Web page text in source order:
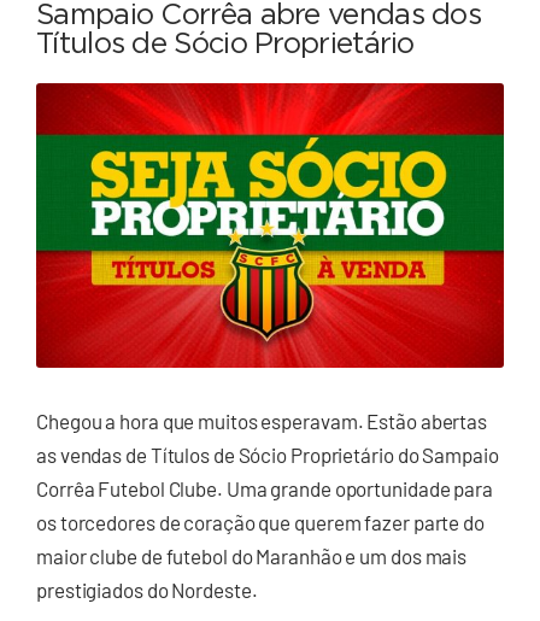
Sampaio Corrêa abre vendas dos
Títulos de Sócio Proprietário
Chegou a hora que muitos esperavam. Estão abertas
as vendas de Títulos de Sócio Proprietário do Sampaio
Corrêa Futebol Clube. Uma grande oportunidade para
os torcedores de coração que querem fazer parte do
maior clube de futebol do Maranhão e um dos mais
prestigiados do Nordeste.